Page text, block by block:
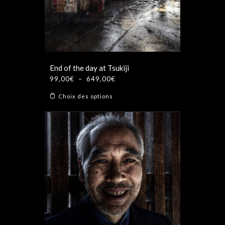
choisies
sur
la
page
produit
End of the day at Tsukiji
99,00€ – 649,00€
99,00€
à
649,00€
Choix des options
a
plusieurs
variations.
Les
options
peuvent
être
choisies
sur